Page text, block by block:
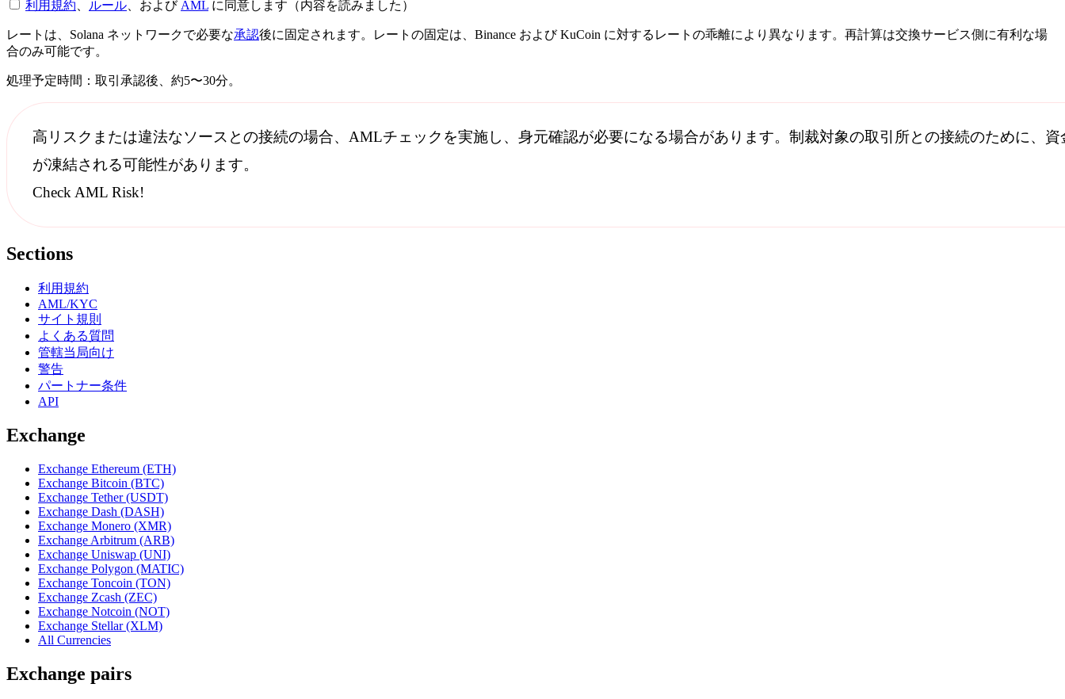
利用規約 ルール 、および AML に同意します（内容を読みました）
レートは、Solana ネットワークで必要な承認後に固定されます。レートの固定は、Binance および KuCoin に対するレートの乖離により異なります。再計算は交換サービス側に有利な場
合のみ可能です。
処理予定時間：取引承認後、約5〜30分。
高リスクまたは違法なソースとの接続の場合、 AMLチェック を実施し、身元確認が必要になる場合があります。 制裁対象の取引所との接続のために、資
が凍結される可能性があります。
Check AML Risk!
Sections
利用規約
AML/KYC
サイト規則
よくある質問
管轄当局向け
警告
パートナー条件
API
Exchange
Exchange Ethereum (ETH)
Exchange Bitcoin (BTC)
Exchange Tether (USDT)
Exchange Dash (DASH)
Exchange Monero (XMR)
Exchange Arbitrum (ARB)
Exchange Uniswap (UNI)
Exchange Polygon (MATIC)
Exchange Toncoin (TON)
Exchange Zcash (ZEC)
Exchange Notcoin (NOT)
Exchange Stellar (XLM)
All Currencies
Exchange pairs